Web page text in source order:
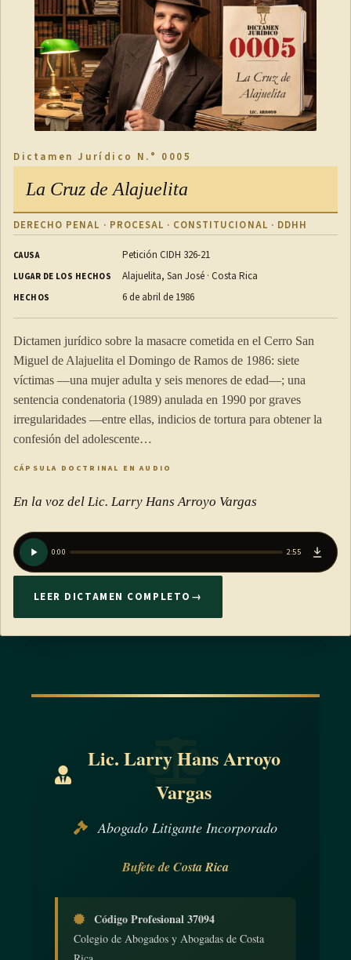
Dictamen Jurídico N.° 0005
La Cruz de Alajuelita
DERECHO PENAL · PROCESAL · CONSTITUCIONAL · DDHH
CAUSA Petición CIDH 326-21
LUGAR DE LOS HECHOS Alajuelita, San José · Costa Rica
HECHOS 6 de abril de 1986
Dictamen jurídico sobre la masacre cometida en el Cerro San
Miguel de Alajuelita el Domingo de Ramos de 1986: siete
víctimas —una mujer adulta y seis menores de edad—; una
sentencia condenatoria (1989) anulada en 1990 por graves
irregularidades —entre ellas, indicios de tortura para obtener la
confesión del adolescente…
CÁPSULA DOCTRINAL EN AUDIO
En la voz del Lic. Larry Hans Arroyo Vargas
0:00 2:55
LEER DICTAMEN COMPLETO →
Lic. Larry Hans Arroyo
Vargas
Abogado Litigante Incorporado
Bufete de Costa Rica
Código Profesional 37094
Colegio de Abogados y Abogadas de Costa